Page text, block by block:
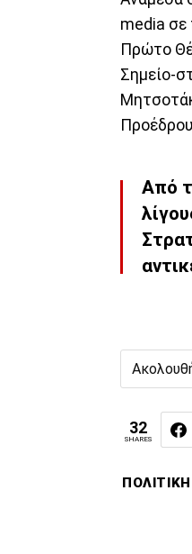
media σε
Πρώτο
Σημείο-
Από
32
SHARES
ΠΟΛΙΤΙΚΗ